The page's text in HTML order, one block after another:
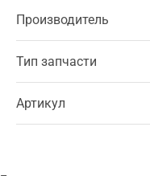
Производитель
Тип запчасти
Артикул